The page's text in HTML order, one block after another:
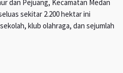
dan Pejuang, Kecamatan Medan
sekitar 2.200 hektar ini
klub olahraga, dan sejumlah